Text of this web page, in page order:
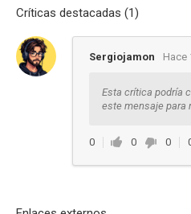
Críticas destacadas (1)
Sergiojamon Hace
Esta crítica podría
este mensaje para
0 0 0